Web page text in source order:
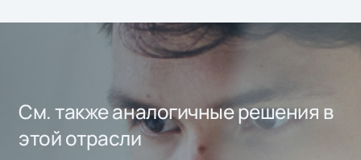
См. также аналогичные решения в
этой отрасли